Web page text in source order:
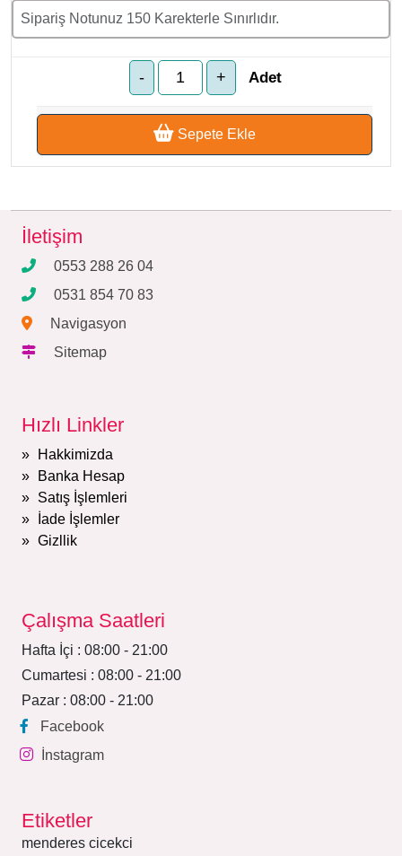
Adet
Sepete Ekle
İletişim
0553 288 26 04
0531 854 70 83
Navigasyon
Sitemap
Hızlı Linkler
Hakkimizda
Banka Hesap
Satış İşlemleri
İade İşlemler
Gizllik
Çalışma Saatleri
Hafta İçi : 08:00 - 21:00
Cumartesi : 08:00 - 21:00
Pazar : 08:00 - 21:00
Facebook
İnstagram
Etiketler
menderes cicekci